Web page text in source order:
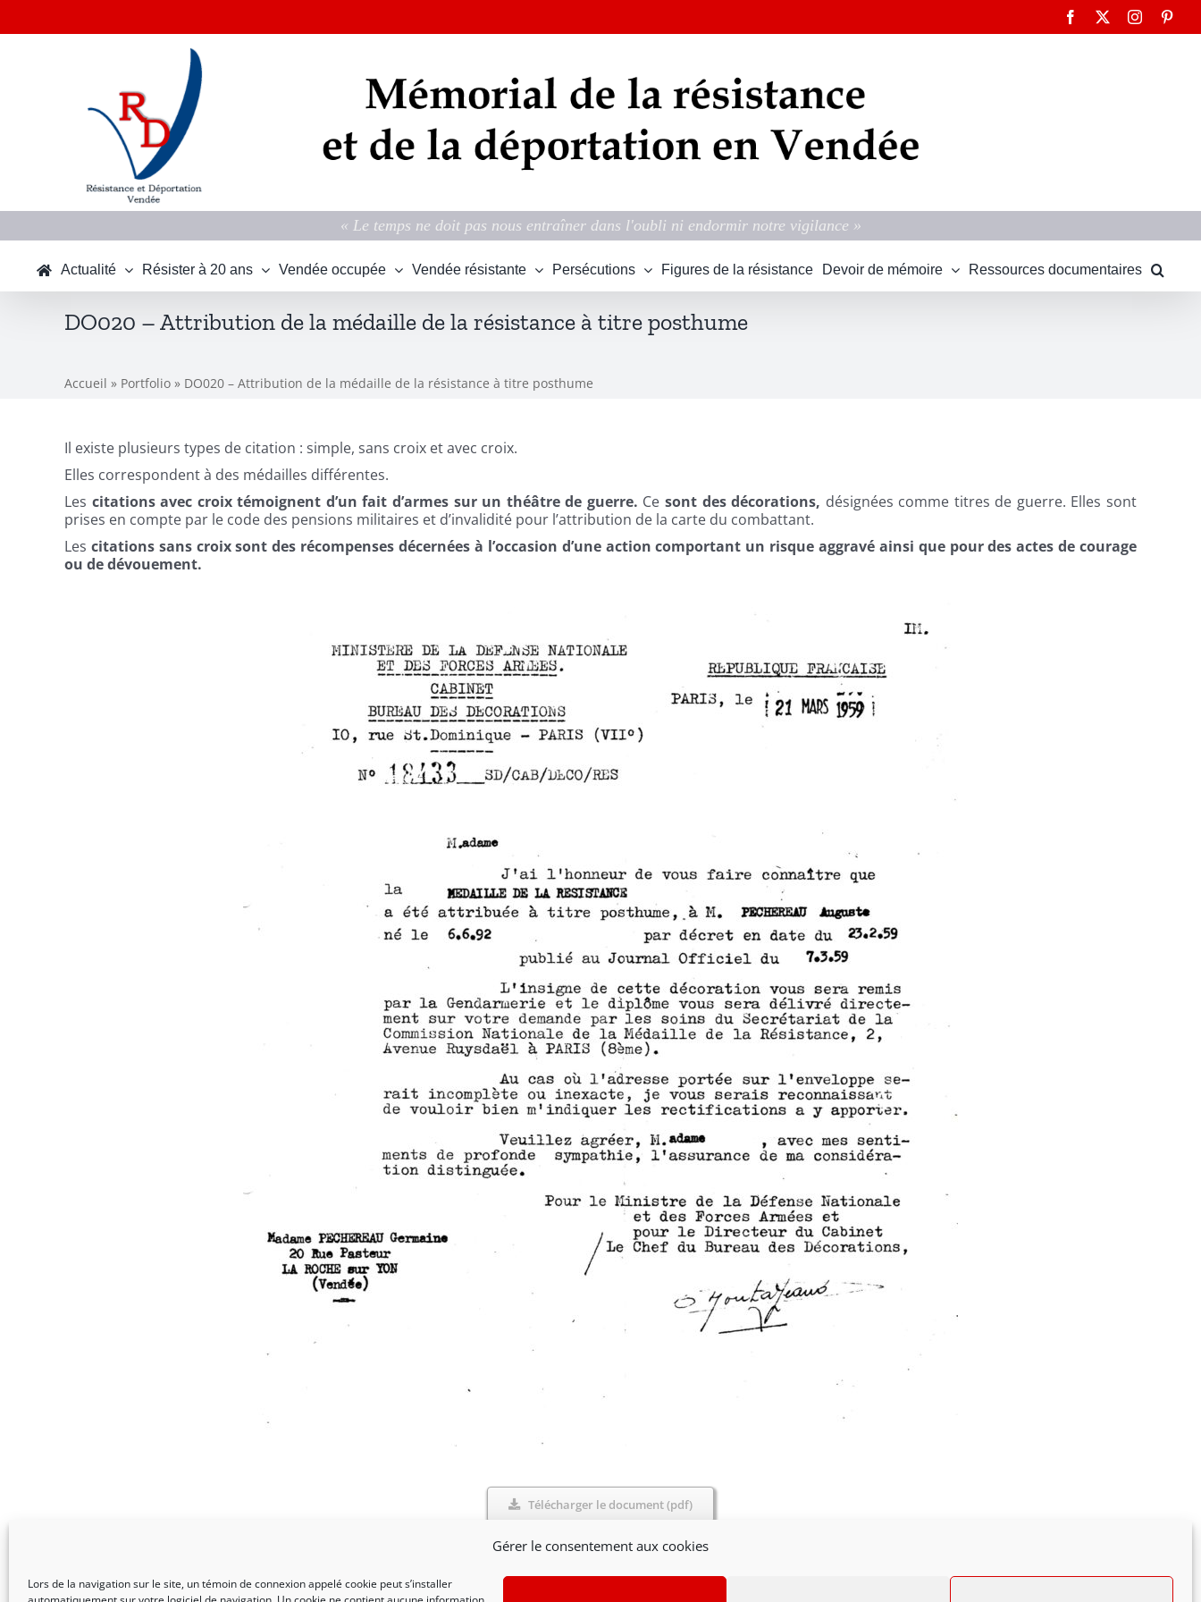
Gérer le consentement aux cookies
Lors de la navigation sur le site, un témoin de connexion appelé cookie peut s’installer
au
Facebook Instagram
« Le temps ne doit pas nous entraîner dans l'oubli ni endormir notre vigilance »
Actualité Résister à 20 ans Vendée occupée Vendée résistante Persécutions Figures de la résistance Devoir de mémoire Ressources documentaires
DO020 – Attribution de la médaille de la résistance à titre posthume
Accueil » Portfolio » DO020 – Attribution de la médaille de la résistance à titre posthume
Il existe plusieurs types de citation : simple, sans croix et avec croix.
Elles correspondent à des médailles différentes.
Les citations avec croix témoignent d’un fait d’armes sur un théâtre de guerre. Ce sont des décorations, désignées comme titres de guerre. Elles sont
prises en compte par le code des pensions militaires et d’invalidité pour l’attribution de la carte du combattant.
Les citations sans croix sont des récompenses décernées à l’occasion d’une action comportant un risque aggravé ainsi que pour des actes de courage
ou de dévouement.
Télécharger le document (pdf)